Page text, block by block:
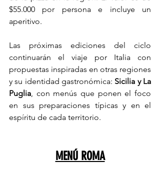
$55.000 por persona e incluye un
aperitivo.
Las próximas ediciones del ciclo
continuarán el viaje por Italia con
propuestas inspiradas en otras regiones
y su identidad gastronómica: Sicilia y La
Puglia, con menús que ponen el foco
en sus preparaciones típicas y en el
espíritu de cada territorio.
MENÚ ROMA